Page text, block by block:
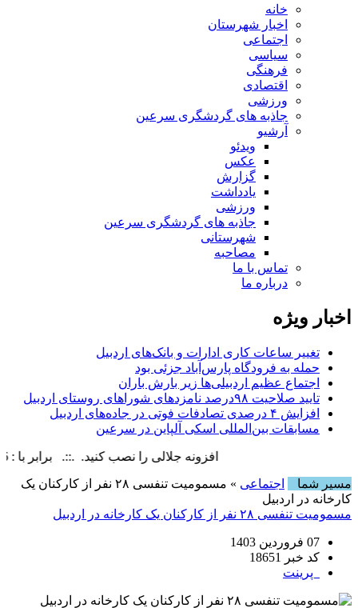
خانه
اخبار شهرستان
اجتماعی
سیاسی
فرهنگی
اقتصادی
ورزشی
جاذبه های گردشگری سرعین
آرشیو
ویدئو
عکس
گزارش
یادداشت
ورزشی
جاذبه های گردشگری سرعین
شهرستانی
مصاحبه
تماس با ما
درباره ما
اخبار ویژه
تغییر ساعات کاری ادارات و بانک‌های اردبیل
حمله به فرودگاه پارس‌‌آباد جزئی بود
اجتماع عظیم اردبیلی‌ها زیر بارش باران
تایید صلاحیت ۹۸درصد نامزدهای شوراهای روستای اردبیل
افزایش ۴ درصدی تصادفات فوتی در جاده‌های اردبیل
مسابقات بین‌المللی اسکی آلپاین در سرعین
افزونه جلالی را نصب کنید. .::. برابر با : Sunday, 9 August , 2026
مسیر شما
اجتماعی
» مسمومیت تنفسی ۲۸ نفر از کارکنان یک
کارخانه در اردبیل
مسمومیت تنفسی ۲۸ نفر از کارکنان یک کارخانه در اردبیل
07 فروردین 1403
کد خبر 18651
پرینت